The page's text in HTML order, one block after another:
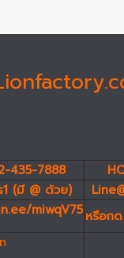
435-7888
(มี @ ด้วย)
miwqV75หรือก